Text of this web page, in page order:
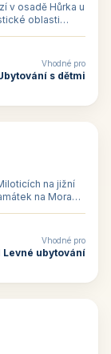
v osadě Hůrka u
oblasti
Vhodné pro
s dětmi
na jižní
na Moravě,
Vhodné pro
Levné ubytování